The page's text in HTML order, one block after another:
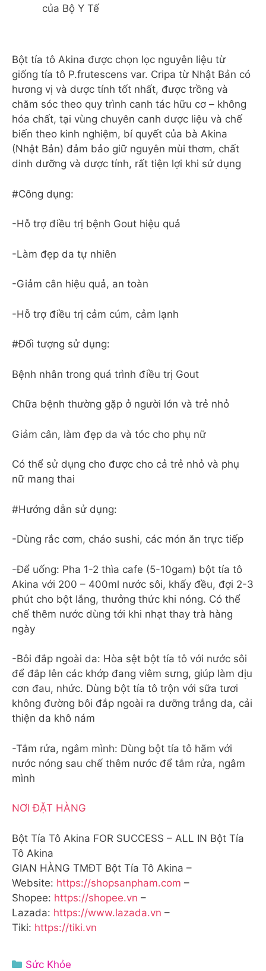
của Bộ Y Tế
Bột tía tô Akina được chọn lọc nguyên liệu từ
giống tía tô P.frutescens var. Cripa từ Nhật Bản có
hương vị và dược tính tốt nhất, được trồng và
chăm sóc theo quy trình canh tác hữu cơ – không
hóa chất, tại vùng chuyên canh dược liệu và chế
biến theo kinh nghiệm, bí quyết của bà Akina
(Nhật Bản) đảm bảo giữ nguyên mùi thơm, chất
dinh dưỡng và dược tính, rất tiện lợi khi sử dụng
#Công dụng:
-Hỗ trợ điều trị bệnh Gout hiệu quả
-Làm đẹp da tự nhiên
-Giảm cân hiệu quả, an toàn
-Hỗ trợ điều trị cảm cúm, cảm lạnh
#Đối tượng sử dụng:
Bệnh nhân trong quá trình điều trị Gout
Chữa bệnh thường gặp ở người lớn và trẻ nhỏ
Giảm cân, làm đẹp da và tóc cho phụ nữ
Có thể sử dụng cho được cho cả trẻ nhỏ và phụ
nữ mang thai
#Hướng dẫn sử dụng:
-Dùng rắc cơm, cháo sushi, các món ăn trực tiếp
-Để uống: Pha 1-2 thìa cafe (5-10gam) bột tía tô
Akina với 200 – 400ml nước sôi, khấy đều, đợi 2-3
phút cho bột lắng, thưởng thức khi nóng. Có thể
chế thêm nước dùng tới khi nhạt thay trà hàng
ngày
-Bôi đắp ngoài da: Hòa sệt bột tía tô với nước sôi
để đắp lên các khớp đang viêm sưng, giúp làm dịu
cơn đau, nhức. Dùng bột tía tô trộn với sữa tươi
không đường bôi đắp ngoài ra dưỡng trắng da, cải
thiện da khô nám
-Tắm rửa, ngâm mình: Dùng bột tía tô hãm với
nước nóng sau chế thêm nước để tắm rửa, ngâm
mình
NƠI ĐẶT HÀNG
Bột Tía Tô Akina FOR SUCCESS – ALL IN Bột Tía
Tô Akina
GIAN HÀNG TMĐT Bột Tía Tô Akina –
Website: https://shopsanpham.com –
Shopee: https://shopee.vn –
Lazada: https://www.lazada.vn –
Tiki: https://tiki.vn
Danh
Sức Khỏe